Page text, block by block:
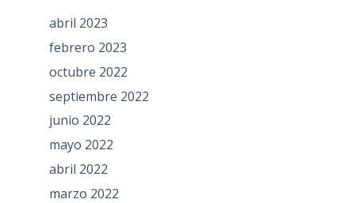
abril 2023
febrero 2023
octubre 2022
septiembre 2022
junio 2022
mayo 2022
abril 2022
marzo 2022